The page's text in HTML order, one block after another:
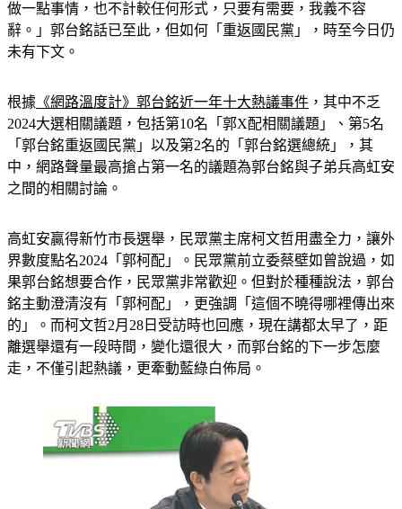
做一點事情，也不計較任何形式，只要有需要，我義不容
辭。」郭台銘話已至此，但如何「重返國民黨」，時至今日仍
未有下文。
根據 《網路溫度計》郭台銘近一年十大熱議事件 ，其中不乏
2024大選相關議題，包括第10名「郭X配相關議題」、第5名
「郭台銘重返國民黨」以及第2名的「郭台銘選總統」，其
中，網路聲量最高搶占第一名的議題為郭台銘與子弟兵高虹安
之間的相關討論。
高虹安贏得新竹市長選舉，民眾黨主席柯文哲用盡全力，讓外
界數度點名2024「郭柯配」。民眾黨前立委蔡壁如曾說過，如
果郭台銘想要合作，民眾黨非常歡迎。但對於種種說法，郭台
銘主動澄清沒有「郭柯配」，更強調「這個不曉得哪裡傳出來
的」。而柯文哲2月28日受訪時也回應，現在講都太早了，距
離選舉還有一段時間，變化還很大，而郭台銘的下一步怎麼
走，不僅引起熱議，更牽動藍綠白佈局。